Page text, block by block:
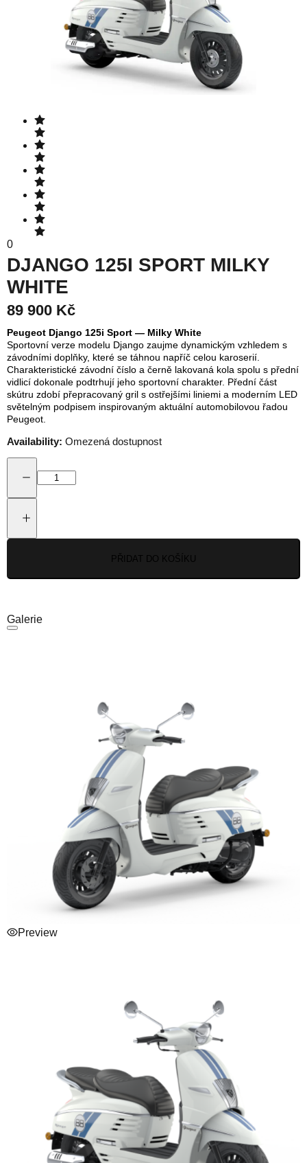
0
DJANGO 125I SPORT MILKY
WHITE
89 900 Kč
Peugeot Django 125i Sport — Milky White
Sportovní verze modelu Django zaujme dynamickým vzhledem s
závodními doplňky, které se táhnou napříč celou karoserií.
Charakteristické závodní číslo a černě lakovaná kola spolu s přední
vidlicí dokonale podtrhují jeho sportovní charakter. Přední část
skútru zdobí přepracovaný gril s ostřejšími liniemi a moderním LED
světelným podpisem inspirovaným aktuální automobilovou řadou
Peugeot.
Availability: Omezená dostupnost
PŘIDAT DO KOŠÍKU
Galerie
Preview